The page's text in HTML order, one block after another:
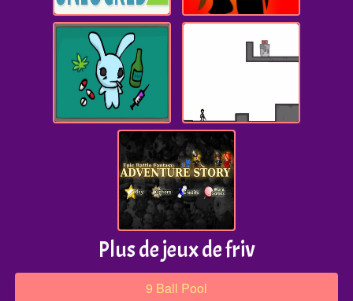
Plus de jeux de friv
9 Ball Pool